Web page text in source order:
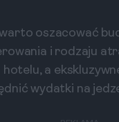
oszacować
i rodzaju
a
wydatki na